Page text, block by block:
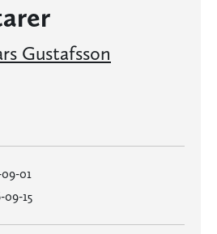
Gustafsson
01
09-15